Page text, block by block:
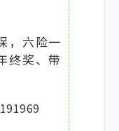
，六险一
终奖、带